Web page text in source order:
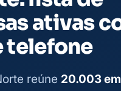
ativas
telefone
reúne 20.003